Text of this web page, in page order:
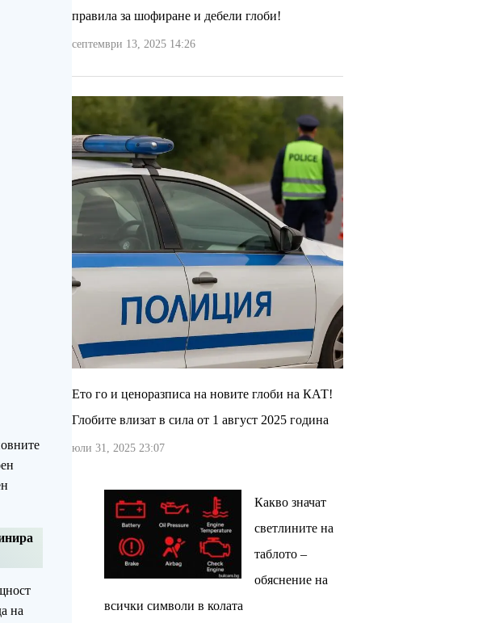
на
правила за шофиране и дебели глоби!
септември 13, 2025 14:26
Ето го и ценоразписа на новите глоби на КАТ!
Глобите влизат в сила от 1 август 2025 година
юли 31, 2025 23:07
Какво значат
светлините на
таблото –
обяснение на
всички символи в колата